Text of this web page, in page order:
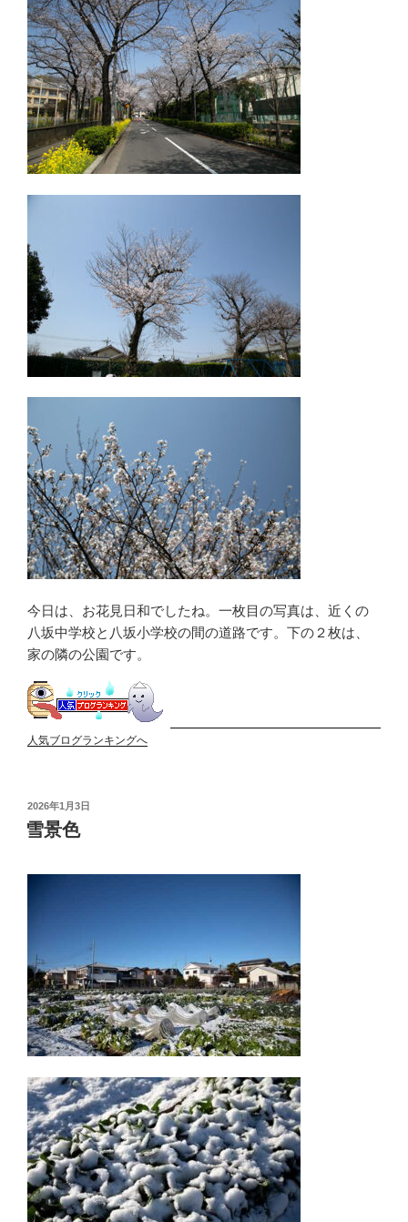
今日は、お花見日和でしたね。一枚目の写真は、近くの
八坂中学校と八坂小学校の間の道路です。下の２枚は、
家の隣の公園です。
人気ブログランキングへ
投
稿
日:
2026年1月3日
雪景色